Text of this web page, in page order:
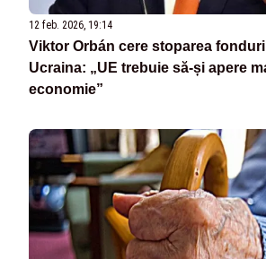
12 feb. 2026, 19:14
Viktor Orbán cere stoparea
Ucraina: „UE trebuie să-și apere
economie”